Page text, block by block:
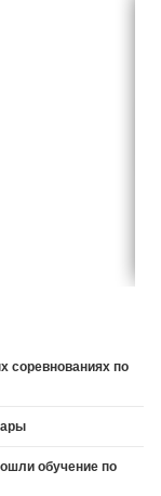
соревнованиях по
обучение по